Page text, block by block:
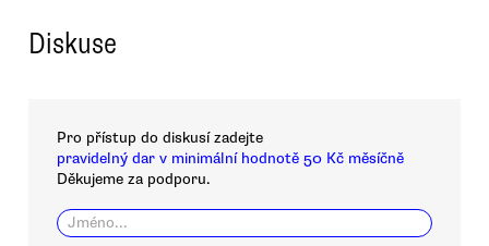
Diskuse
Pro přístup do diskusí zadejte
pravidelný dar v minimální hodnotě 50 Kč měsíčně
Děkujeme za podporu.